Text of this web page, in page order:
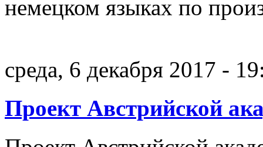
немецком языках по
среда, 6 декабря 2017 -
Проект Австрийской